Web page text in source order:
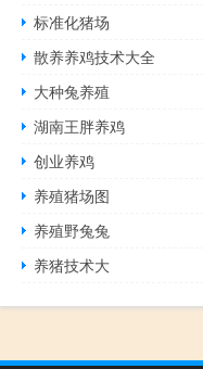
标准化猪场
散养养鸡技术大全
大种兔养殖
湖南王胖养鸡
创业养鸡
养殖猪场图
养殖野兔兔
养猪技术大